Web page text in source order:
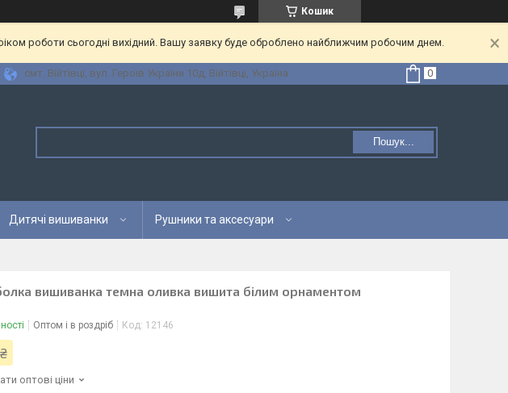
Кошик
роботи сьогодні вихідний. Вашу заявку буде оброблено найближчим робочим днем.
смт. Війтівці, вул. Героїв України 10д, Війтівці, Україна
Пошук...
Дитячі вишиванки Рушники та аксесуари
вишиванка темна оливка вишита білим орнаментом
Оптом і в роздріб Код: 12146
оптові ціни